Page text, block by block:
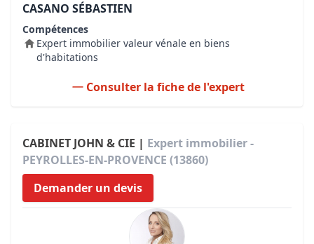
CASANO SÉBASTIEN
Compétences
Expert immobilier valeur vénale en biens
d'habitations
Consulter la fiche de l'expert
CABINET JOHN & CIE | Expert immobilier -
PEYROLLES-EN-PROVENCE (13860)
Demander un devis